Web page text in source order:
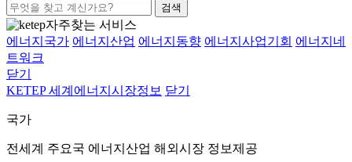
검색
자주찾는 서비스
에너지국가 에너지산업 에너지동향 에너지사업기회 에너지네
트워크
닫기
KETEP 세계에너지시장정보 닫기
국가
전세계 주요국 에너지산업 해외시장 정보제공